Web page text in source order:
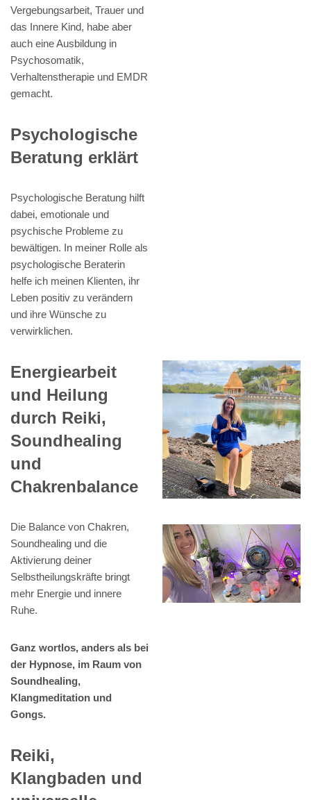
Vergebungsarbeit, Trauer und
das Innere Kind, habe aber
auch eine Ausbildung in
Psychosomatik,
Verhaltenstherapie und EMDR
gemacht.
Psychologische
Beratung erklärt
Psychologische Beratung hilft
dabei, emotionale und
psychische Probleme zu
bewältigen. In meiner Rolle als
psychologische Beraterin
helfe ich meinen Klienten, ihr
Leben positiv zu verändern
und ihre Wünsche zu
verwirklichen.
Energiearbeit
und Heilung
durch Reiki,
Soundhealing
und
Chakrenbalance
Die Balance von Chakren,
Soundhealing und die
Aktivierung deiner
Selbstheilungskräfte bringt
mehr Energie und innere
Ruhe.
Ganz wortlos, anders als bei
der Hypnose, im Raum von
Soundhealing,
Klangmeditation und
Gongs.
Reiki,
Klangbaden und